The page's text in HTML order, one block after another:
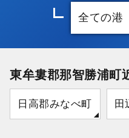
全ての港
東牟婁郡那智勝浦町
日高郡みなべ町 田